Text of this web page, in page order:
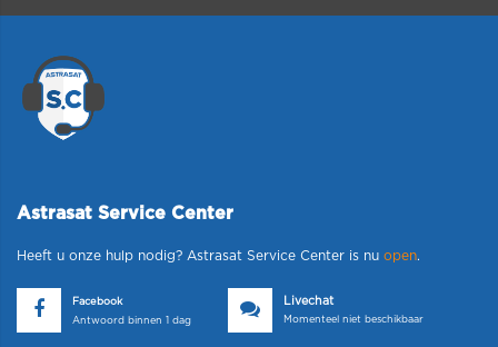
Astrasat Service Center
Heeft u onze hulp nodig? Astrasat Service Center is nu open.
Facebook
Antwoord binnen 1 dag
Livechat
Momenteel niet beschikbaar